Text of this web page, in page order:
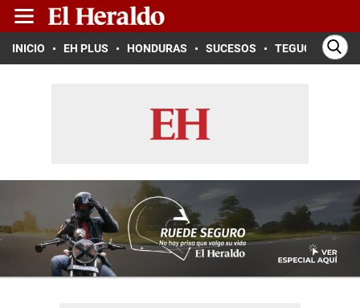
INICIO EH PLUS HONDURAS SUCESOS TEGUCIGALPA